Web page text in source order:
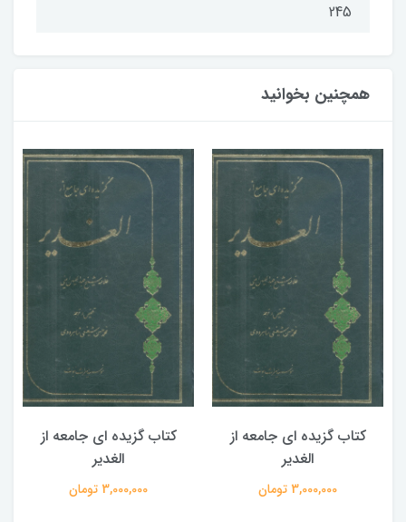
245
همچنین بخوانید
کتاب گزیده ای جامعه از
الغدیر
3,000,000 تومان
کتاب گزیده ای جامعه از
الغدیر
3,000,000 تومان